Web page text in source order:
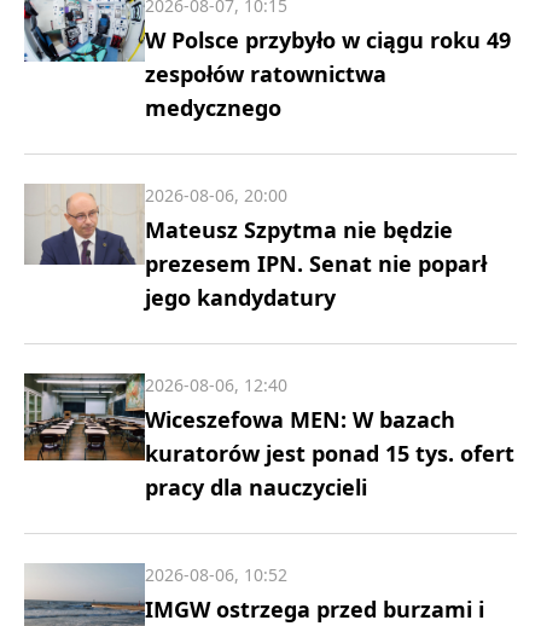
W Polsce przybyło w ciągu roku 49
zespołów ratownictwa
medycznego
2026-08-07, 10:15
Mateusz Szpytma nie będzie
prezesem IPN. Senat nie poparł
jego kandydatury
2026-08-06, 20:00
Wiceszefowa MEN: W bazach
kuratorów jest ponad 15 tys. ofert
pracy dla nauczycieli
2026-08-06, 12:40
IMGW ostrzega przed burzami i
2026-08-06, 10:52